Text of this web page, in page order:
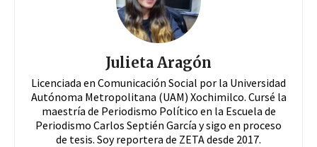
Julieta Aragón
Licenciada en Comunicación Social por la Universidad
Autónoma Metropolitana (UAM) Xochimilco. Cursé la
maestría de Periodismo Político en la Escuela de
Periodismo Carlos Septién García y sigo en proceso
de tesis. Soy reportera de ZETA desde 2017.